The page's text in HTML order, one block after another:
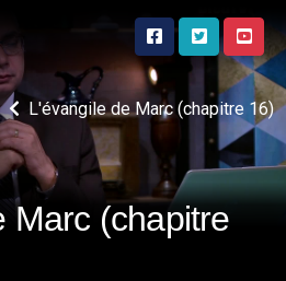
L'évangile de Marc (chapitre 16)
Marc (chapitre